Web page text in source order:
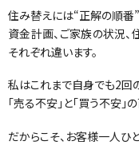
住み替えには“正解の順番
資金計画、ご家族の状況、
それぞれ違います。
私はこれまで自身でも2回
「売る不安」と「買う不安」
だからこそ、お客様一人ひ